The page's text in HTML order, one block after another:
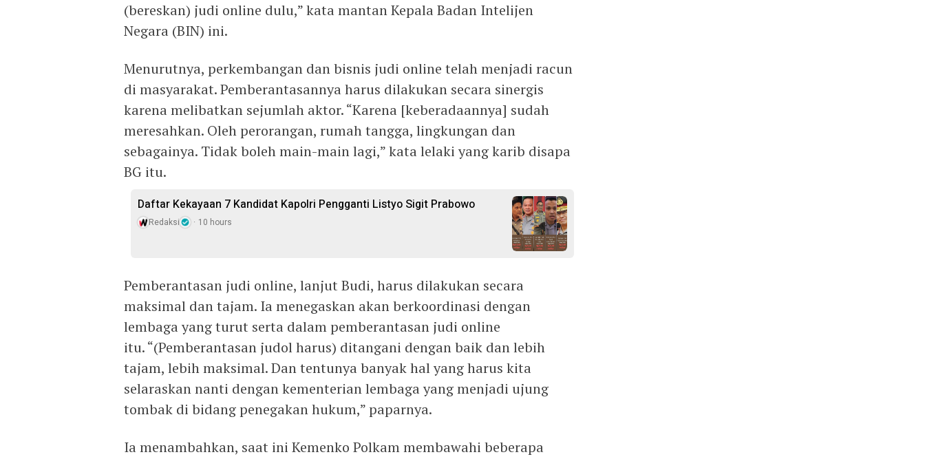
(bereskan) judi online dulu,” kata mantan Kepala Badan Intelijen
Negara (BIN) ini.
Menurutnya, perkembangan dan bisnis judi online telah menjadi racun
di masyarakat. Pemberantasannya harus dilakukan secara sinergis
karena melibatkan sejumlah aktor. “Karena [keberadaannya] sudah
meresahkan. Oleh perorangan, rumah tangga, lingkungan dan
sebagainya. Tidak boleh main-main lagi,” kata lelaki yang karib disapa
BG itu.
Daftar Kekayaan 7 Kandidat Kapolri Pengganti Listyo Sigit Prabowo
Redaksi 10 hours
Pemberantasan judi online, lanjut Budi, harus dilakukan secara
maksimal dan tajam. Ia menegaskan akan berkoordinasi dengan
lembaga yang turut serta dalam pemberantasan judi online
itu. “(Pemberantasan judol harus) ditangani dengan baik dan lebih
tajam, lebih maksimal. Dan tentunya banyak hal yang harus kita
selaraskan nanti dengan kementerian lembaga yang menjadi ujung
tombak di bidang penegakan hukum,” paparnya.
Ia menambahkan, saat ini Kemenko Polkam membawahi beberapa